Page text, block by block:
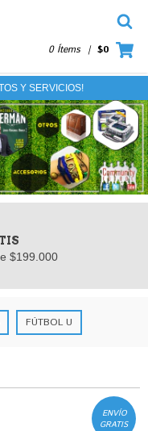
0 Ítems | $0
Y SERVICIOS!
$199.000
FÚTBOL U
ENVÍO
GRATIS